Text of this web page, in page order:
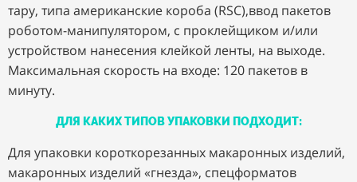
тару, типа американские короба (RSC),ввод пакетов
роботом-манипулятором, с проклейщиком и/или
устройством нанесения клейкой ленты, на выходе.
Максимальная скорость на входе: 120 пакетов в
минуту.
ДЛЯ КАКИХ ТИПОВ УПАКОВКИ ПОДХОДИТ:
Для упаковки короткорезанных макаронных изделий,
макаронных изделий «гнезда», спецформатов